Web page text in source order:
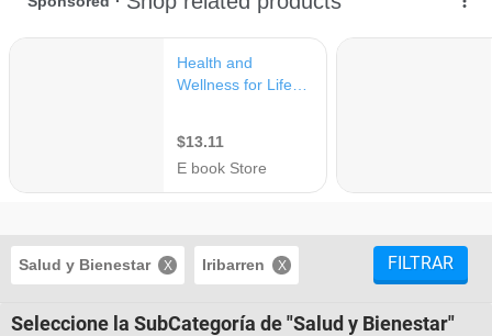
Salud y Bienestar Iribarren FILTRAR
Seleccione la SubCategoría de "Salud y Bienestar"